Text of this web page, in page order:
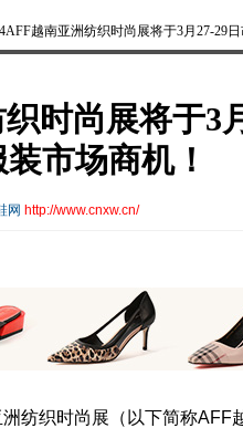
越南亚洲纺织时尚展将于3月27-29
时尚展将于3
市场商机！
网 http://www.cnxw.cn/
纺织时尚展（以下简称